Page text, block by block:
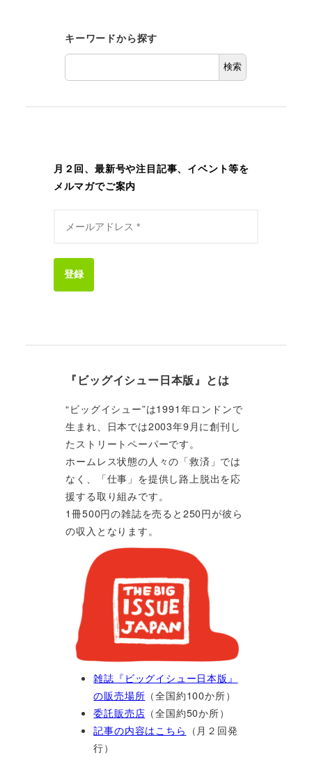
キーワードから探す
検索
月２回、最新号や注目記事、イベント等を
メルマガでご案内
登録
『ビッグイシュー日本版』とは
“ビッグイシュー”は1991年ロンドンで
生まれ、日本では2003年9月に創刊し
たストリートペーパーです。
ホームレス状態の人々の「救済」では
なく、「仕事」を提供し路上脱出を応
援する取り組みです。
1冊500円の雑誌を売ると250円が彼ら
の収入となります。
雑誌『ビッグイシュー日本版』
の販売場所 （全国約100か所）
委託販売店 （全国約50か所）
記事の内容はこちら （月２回発
行）